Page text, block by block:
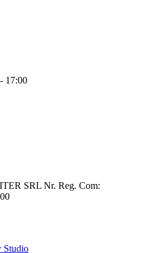
17:00
SRL Nr. Reg. Com:
Studio